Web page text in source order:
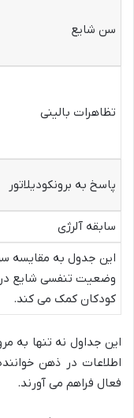
سن شایع
تظاهرات بالینی
پاسخ به برونکودیلاتور
سابقه آلرژی
این جدول به مقایسه
وضعیت تنفسی شایع در
کودکان کمک می کند.
این جداول نه تنها به
اطلاعات در ذهن
فعال فراهم می آورند.